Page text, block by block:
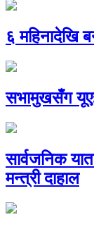
६ महिनादेखि
सभामुखसँग
सार्वजनिक
मन्त्री दाहाल